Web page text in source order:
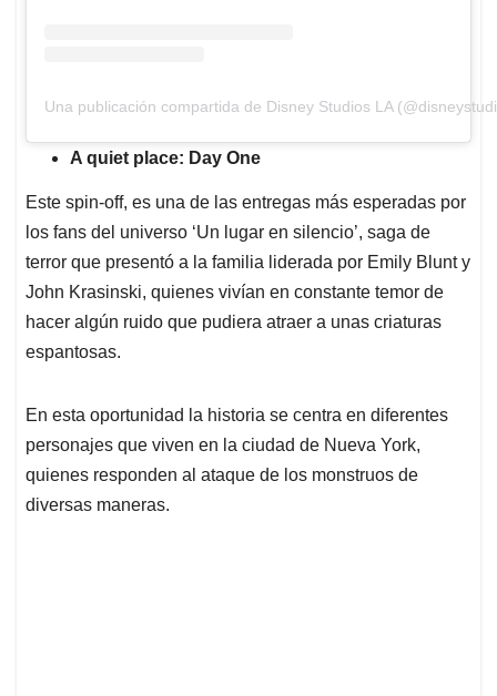
Una publicación compartida de Disney Studios LA
A quiet place: Day One
Este spin-off, es una de las entregas más esperadas por
los fans del universo ‘Un lugar en silencio’, saga de
terror que presentó a la familia liderada por Emily Blunt y
John Krasinski, quienes vivían en constante temor de
hacer algún ruido que pudiera atraer a unas criaturas
espantosas.
En esta oportunidad la historia se centra en diferentes
personajes que viven en la ciudad de Nueva York,
quienes responden al ataque de los monstruos de
diversas maneras.